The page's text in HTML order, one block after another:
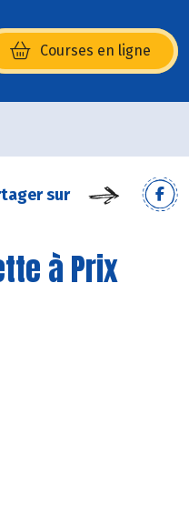
Courses en ligne
sur
à Prix